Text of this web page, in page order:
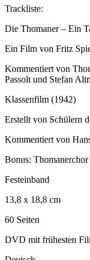
Trackliste:
Die Thomaner – Ein
Ein Film von Fritz
Kommentiert von
Passolt und Stefan
Klassenfilm (1942)
Erstellt von Schülern
Kommentiert von
Bonus:
Festeinband
13,8 x 18,8 cm
60 Seiten
DVD mit frühesten